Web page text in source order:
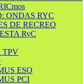
ONDAS RYC
DE RECREO
RyC
TPV
ESO
PCI